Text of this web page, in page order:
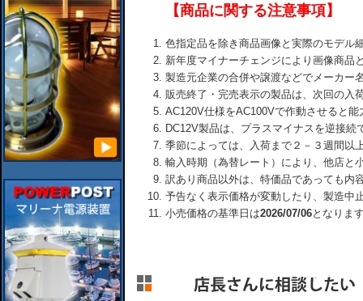
【商品に関する注意事項】
色指定品を除き商品画像と実際のモデル
新年度マイナーチェンジにより画像商品
製造元企業の合併や譲渡などでメーカー
販売終了・完売表示の製品は、次回の入
AC120V仕様をAC100Vで作動させると
DC12V製品は、プラスマイナスを逆接
季節によっては、入荷まで２－３週間以
輸入時期（為替レート）により、他店と
訳あり商品以外は、特価品であっても内
予告なく表示価格が変動したり、製造中
小売価格の基準日は2026/07/06となりま